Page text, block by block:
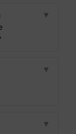
▼
▼
▼